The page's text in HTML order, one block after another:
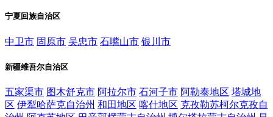
宁夏回族自治区
中卫市 固原市 吴忠市 石嘴山市 银川市
新疆维吾尔自治区
五家渠市 图木舒克市 阿拉尔市 石河子市 阿勒泰地区 塔城地
区 伊犁哈萨克自治州 和田地区 喀什地区 克孜勒苏柯尔克孜自